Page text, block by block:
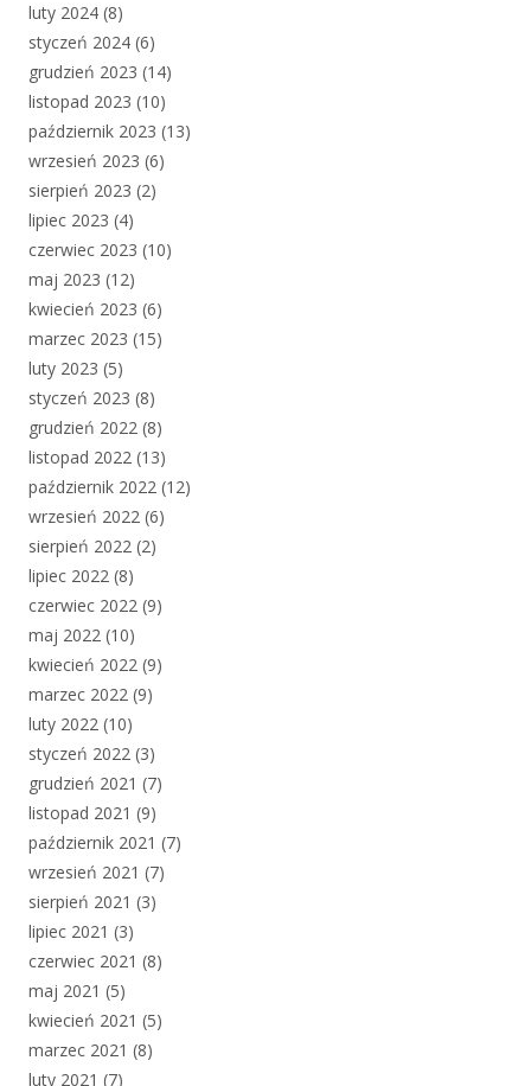
luty 2024 (8)
styczeń 2024 (6)
grudzień 2023 (14)
listopad 2023 (10)
październik 2023 (13)
wrzesień 2023 (6)
sierpień 2023 (2)
lipiec 2023 (4)
czerwiec 2023 (10)
maj 2023 (12)
kwiecień 2023 (6)
marzec 2023 (15)
luty 2023 (5)
styczeń 2023 (8)
grudzień 2022 (8)
listopad 2022 (13)
październik 2022 (12)
wrzesień 2022 (6)
sierpień 2022 (2)
lipiec 2022 (8)
czerwiec 2022 (9)
maj 2022 (10)
kwiecień 2022 (9)
marzec 2022 (9)
luty 2022 (10)
styczeń 2022 (3)
grudzień 2021 (7)
listopad 2021 (9)
październik 2021 (7)
wrzesień 2021 (7)
sierpień 2021 (3)
lipiec 2021 (3)
czerwiec 2021 (8)
maj 2021 (5)
kwiecień 2021 (5)
marzec 2021 (8)
luty 2021 (7)